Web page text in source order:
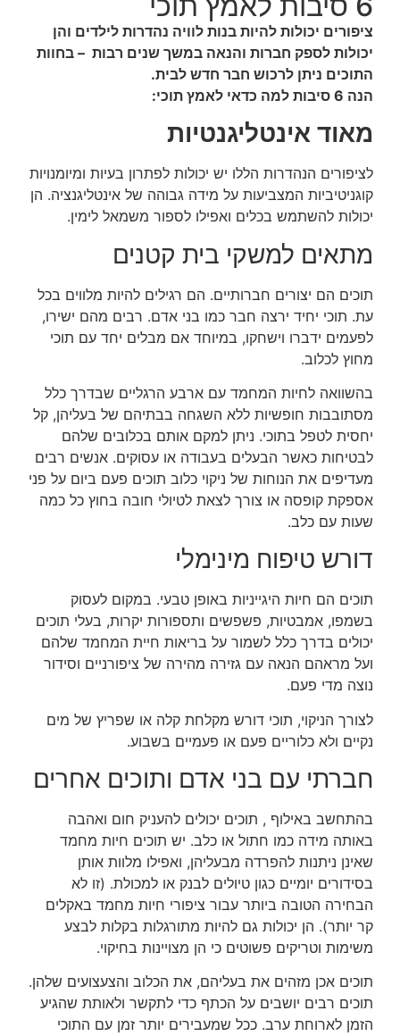
ציפורים יכולות להיות בנות לוויה נהדרות לילדים והן
יכולות לספק חברות והנאה במשך שנים רבות – בחוות
התוכים ניתן לרכוש חבר חדש לבית.
הנה 6 סיבות למה כדאי לאמץ תוכי:
מאוד אינטליגנטיות
לציפורים הנהדרות הללו יש יכולות לפתרון בעיות ומיומנויות
קוגניטיביות המצביעות על מידה גבוהה של אינטליגנציה. הן
יכולות להשתמש בכלים ואפילו לספור משמאל לימין.
מתאים למשקי בית קטנים
תוכים הם יצורים חברותיים. הם רגילים להיות מלווים בכל
עת. תוכי יחיד ירצה חבר כמו בני אדם. רבים מהם ישירו,
לפעמים ידברו וישחקו, במיוחד אם מבלים יחד עם תוכי
מחוץ לכלוב.
בהשוואה לחיות המחמד עם ארבע הרגליים שבדרך כלל
מסתובבות חופשיות ללא השגחה בבתיהם של בעליהן, קל
יחסית לטפל בתוכי. ניתן למקם אותם בכלובים שלהם
לבטיחות כאשר הבעלים בעבודה או עסוקים. אנשים רבים
מעדיפים את הנוחות של ניקוי כלוב תוכים פעם ביום על פני
אספקת קופסה או צורך לצאת לטיולי חובה בחוץ כל כמה
שעות עם כלב.
דורש טיפוח מינימלי
תוכים הם חיות היגייניות באופן טבעי. במקום לעסוק
בשמפו, אמבטיות, פשפשים ותספורות יקרות, בעלי תוכים
יכולים בדרך כלל לשמור על בריאות חיית המחמד שלהם
ועל מראהם הנאה עם גזירה מהירה של ציפורניים וסידור
נוצה מדי פעם.
לצורך הניקוי, תוכי דורש מקלחת קלה או שפריץ של מים
נקיים ולא כלוריים פעם או פעמיים בשבוע.
חברתי עם בני אדם ותוכים אחרים
בהתחשב באילוף , תוכים יכולים להעניק חום ואהבה
באותה מידה כמו חתול או כלב. יש תוכים חיות מחמד
שאינן ניתנות להפרדה מבעליהן, ואפילו מלוות אותן
בסידורים יומיים כגון טיולים לבנק או למכולת. (זו לא
הבחירה הטובה ביותר עבור ציפורי חיות מחמד באקלים
קר יותר). הן יכולות גם להיות מתורגלות בקלות לבצע
משימות וטריקים פשוטים כי הן מצויינות בחיקוי.
תוכים אכן מזהים את בעליהם, את הכלוב והצעצועים שלהן.
תוכים רבים יושבים על הכתף כדי לתקשר ולאותת שהגיע
הזמן לארוחת ערב. ככל שמעבירים יותר זמן עם התוכי